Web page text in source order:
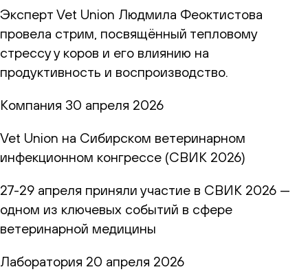
Эксперт Vet Union Людмила Феоктистова
провела стрим, посвящённый тепловому
стрессу у коров и его влиянию на
продуктивность и воспроизводство.
Компания 30 апреля 2026
Vet Union на Сибирском ветеринарном
инфекционном конгрессе (СВИК 2026)
27-29 апреля приняли участие в СВИК 2026 —
одном из ключевых событий в сфере
ветеринарной медицины
Лаборатория 20 апреля 2026